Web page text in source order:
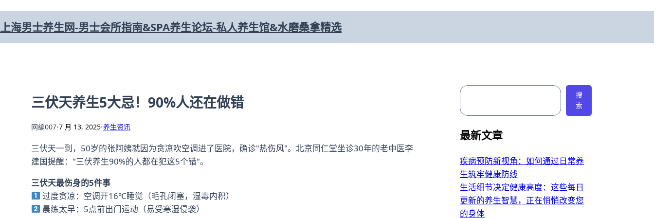
至
内
上海男士养生网-男士会所指南&SPA养生论坛-私人养生馆&水磨桑拿精选
三伏天养生5大忌！90%人还在做错
网编007·7 月 13, 2025·养生资讯
三伏天一到，50岁的张阿姨就因为贪凉吹空调进了医院，确诊"热伤风"。北京同仁堂坐诊30年的老中医李
建国提醒："三伏养生90%的人都在犯这5个错"。
三伏天最伤身的5件事
过度贪凉：空调开16℃睡觉（毛孔闭塞，湿毒内积）
晨练太早：5点前出门运动（易受寒湿侵袭）
搜
搜
索
最新文章
疾病预防新视角：如何通过日常养
生筑牢健康防线
生活细节决定健康高度：这些每日
更新的养生智慧，正在悄悄改变您
的身体